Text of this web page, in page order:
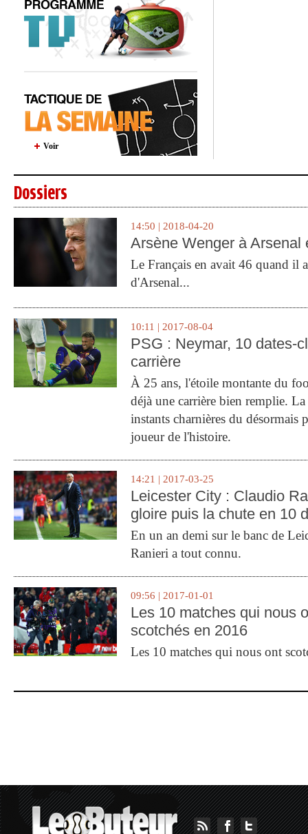
Voir
Dossiers
14:50 | 2018-04-20
Arsène Wenger à Arsenal
Le Français en avait 46 quand il
d'Arsenal...
10:11 | 2017-08-04
PSG : Neymar, 10 dates-
carrière
À 25 ans, l'étoile montante du
déjà une carrière bien remplie.
instants charnières du désormais
joueur de l'histoire.
14:21 | 2017-03-25
Leicester City : Claudio
gloire puis la chute en 10
En un an demi sur le banc de
Ranieri a tout connu.
09:56 | 2017-01-01
Les 10 matches qui nous
scotchés en 2016
Les 10 matches qui nous ont